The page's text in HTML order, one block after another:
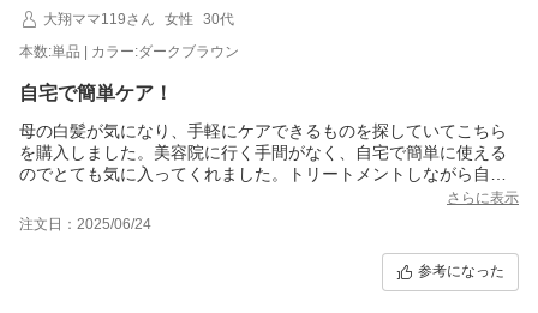
大翔ママ119さん
女性
30代
本数:単品 | カラー:ダークブラウン
自宅で簡単ケア！
母の白髪が気になり、手軽にケアできるものを探していてこちら
を購入しました。美容院に行く手間がなく、自宅で簡単に使える
のでとても気に入ってくれました。トリートメントしながら自然
に染まるので、髪のダメージも少なく、仕上がりもツヤツヤ。香
りも優しく、使うたびに髪がしっとりまとまる感じがします。
さらに表示
注文日：2025/06/24
参考になった